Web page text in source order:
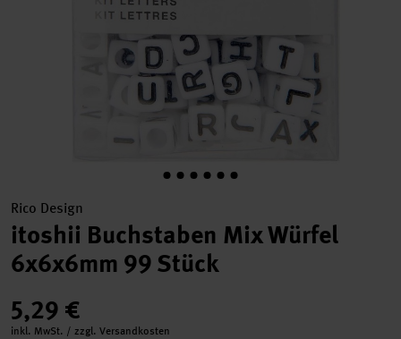
Rico Design
itoshii Buchstaben Mix Würfel
6x6x6mm 99 Stück
5,29 €
inkl. MwSt. / zzgl. Versandkosten